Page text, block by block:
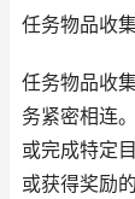
任务物品收
任务物品收
务紧密相连
或完成特定
或获得奖励